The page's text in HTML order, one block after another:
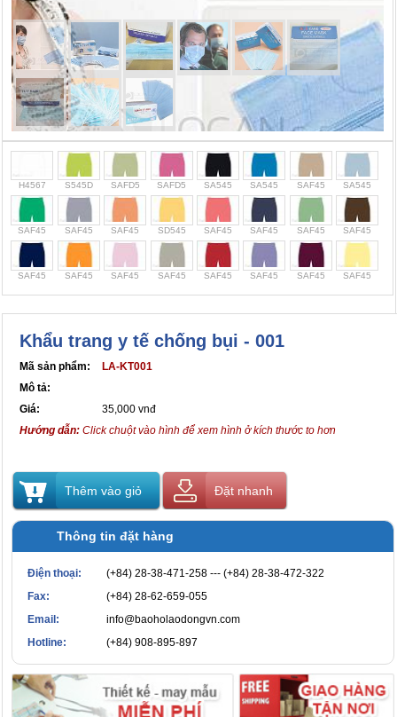
H4567 S545D SAFD5 SAFD5 SA545 SA545 SAF45 SA545
SAF45 SAF45 SAF45 SD545 SAF45 SAF45 SAF45 SAF45
SAF45 SAF45 SAF45 SAF45 SAF45 SAF45 SAF45 SAF45
Khẩu trang y tế chống bụi - 001
Mã sản phẩm:
LA-KT001
Mô tả:
Giá:
35,000 vnđ
Hướng dẫn: Click chuột vào hình để xem hình ở kích thước to hơn
Thêm vào giỏ Đặt nhanh
Thông tin đặt hàng
Điện thoại:
(+84) 28-38-471-258 --- (+84) 28-38-472-322
Fax:
(+84) 28-62-659-055
Email:
info@baoholaodongvn.com
Hotline:
(+84) 908-895-897
Cọc giao thông, rào chắn công trình
Bình chữa cháy, cứu hỏa
Chính sách bảo mật thông tin